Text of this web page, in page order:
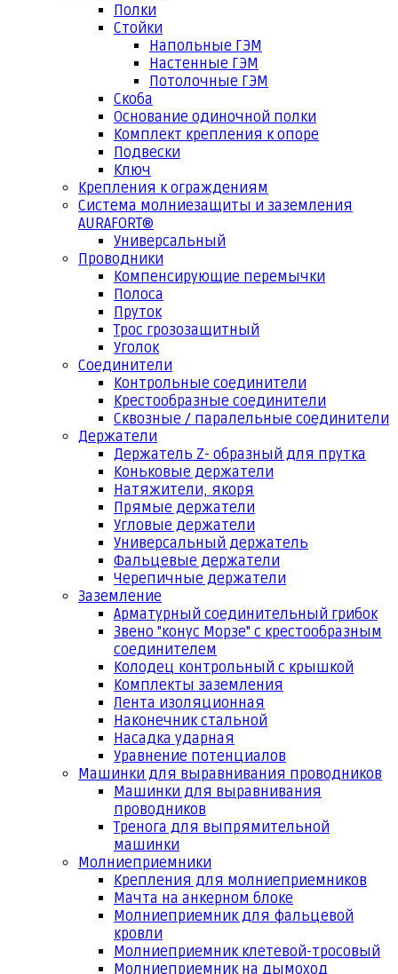
Полки
Стойки
Напольные ГЭМ
Настенные ГЭМ
Потолочные ГЭМ
Скоба
Основание одиночной полки
Комплект крепления к опоре
Подвески
Ключ
Крепления к ограждениям
Система молниезащиты и заземления
AURAFORT®
Универсальный
Проводники
Компенсирующие перемычки
Полоса
Пруток
Трос грозозащитный
Уголок
Соединители
Контрольные соединители
Крестообразные соединители
Сквозные / паралельные соединители
Держатели
Держатель Z- образный для прутка
Коньковые держатели
Натяжители, якоря
Прямые держатели
Угловые держатели
Универсальный держатель
Фальцевые держатели
Черепичные держатели
Заземление
Арматурный соединительный грибок
Звено "конус Морзе" с крестообразным
соединителем
Колодец контрольный с крышкой
Комплекты заземления
Лента изоляционная
Наконечник стальной
Насадка ударная
Уравнение потенциалов
Машинки для выравнивания проводников
Машинки для выравнивания
проводников
Тренога для выпрямительной
машинки
Молниеприемники
Крепления для молниеприемников
Мачта на анкерном блоке
Молниеприемник для фальцевой
кровли
Молниеприемник клетевой-тросовый
Молниеприемник на дымоход